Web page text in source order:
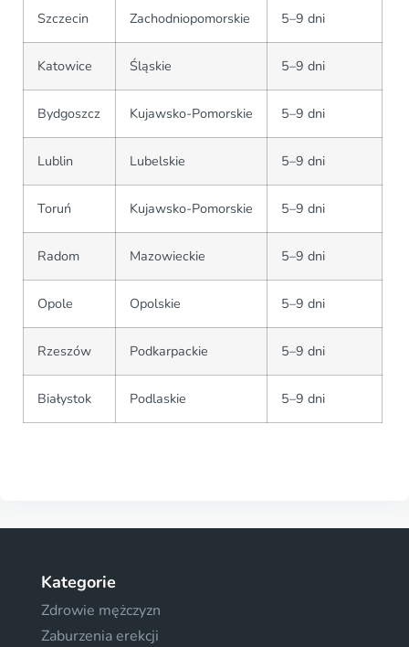
Szczecin Zachodniopomorskie 5–9 dni
Katowice Śląskie 5–9 dni
Bydgoszcz Kujawsko-Pomorskie 5–9 dni
Lublin Lubelskie 5–9 dni
Toruń Kujawsko-Pomorskie 5–9 dni
Radom Mazowieckie 5–9 dni
Opole Opolskie 5–9 dni
Rzeszów Podkarpackie 5–9 dni
Białystok Podlaskie 5–9 dni
Kategorie
Zdrowie mężczyzn
Zaburzenia erekcji